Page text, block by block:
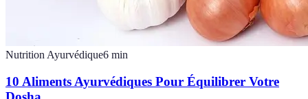
Nutrition Ayurvédique6 min
10 Aliments Ayurvédiques Pour Équilibrer Votre